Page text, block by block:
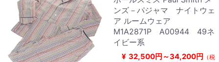
ンズ－パジャマ ナイトウェ
ア ルームウェア
M1A2871P A00944 49ネ
イビー系
¥ 32,500円～34,200円 （税